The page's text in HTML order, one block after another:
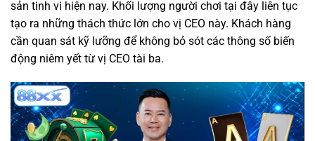
sản tinh vi hiện nay. Khối lượng người chơi tại đây liên tục
tạo ra những thách thức lớn cho vị CEO này. Khách hàng
cần quan sát kỹ lưỡng để không bỏ sót các thông số biến
động niêm yết từ vị CEO tài ba.